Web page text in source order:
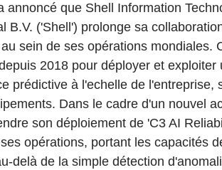
annoncé que Shell Information
B.V. ('Shell') prolonge sa
sein de ses opérations mondiales.
2018 pour déployer et exploiter
prédictive à l'echelle de l'entreprise,
Dans le cadre d'un nouvel
son déploiement de 'C3 AI
opérations, portant les capacités
delà de la simple détection